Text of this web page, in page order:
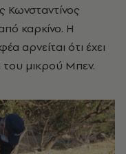
Κωνσταντίνος
καρκίνο. Η
αρνείται ότι έχει
του μικρού Μπεν.